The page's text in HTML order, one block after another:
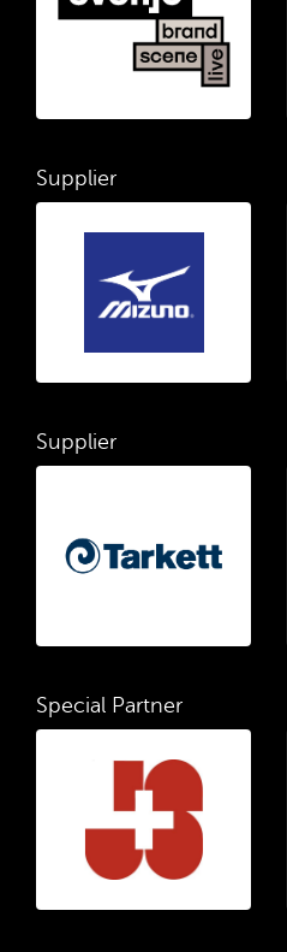
Supplier
Supplier
Special Partner